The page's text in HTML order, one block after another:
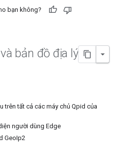
bạn không?
bản đồ địa lý
trên tất cả các máy chủ Qpid của
người dùng Edge
GeoIp2